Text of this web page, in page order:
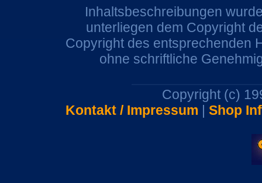
Inhaltsbeschreibungen
unterliegen dem Copyright
Copyright des entsprechenden
ohne schriftliche
Copyright (c)
Kontakt / Impressum | Shop